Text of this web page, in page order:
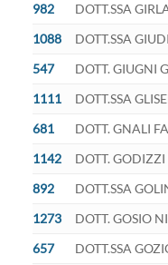
982
DOTT.SSA
1088
DOTT.SSA
547
DOTT. GIUGNI
1111
DOTT.SSA
681
DOTT. GNALI
1142
DOTT.
892
DOTT.SSA
1273
DOTT. GOSIO
657
DOTT.SSA